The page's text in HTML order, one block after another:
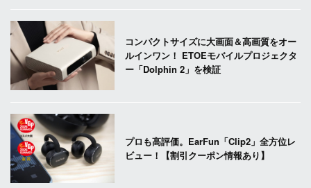
コンパクトサイズに大画面＆高画質をオー
ルインワン！ ETOEモバイルプロジェクタ
ー「Dolphin 2」を検証
プロも高評価。EarFun「Clip2」全方位レ
ビュー！【割引クーポン情報あり】